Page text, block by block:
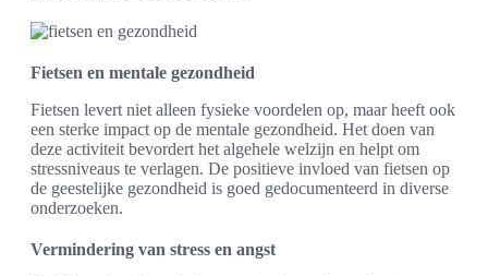
Fietsen en mentale gezondheid
Fietsen levert niet alleen fysieke voordelen op, maar heeft ook
een sterke impact op de mentale gezondheid. Het doen van
deze activiteit bevordert het algehele welzijn en helpt om
stressniveaus te verlagen. De positieve invloed van fietsen op
de geestelijke gezondheid is goed gedocumenteerd in diverse
onderzoeken.
Vermindering van stress en angst